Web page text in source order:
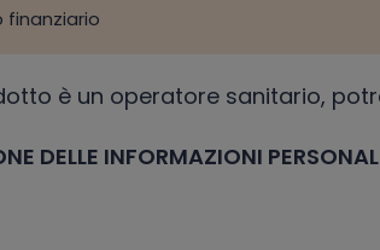
finanziario
è un operatore sanitario,
DELLE INFORMAZIONI